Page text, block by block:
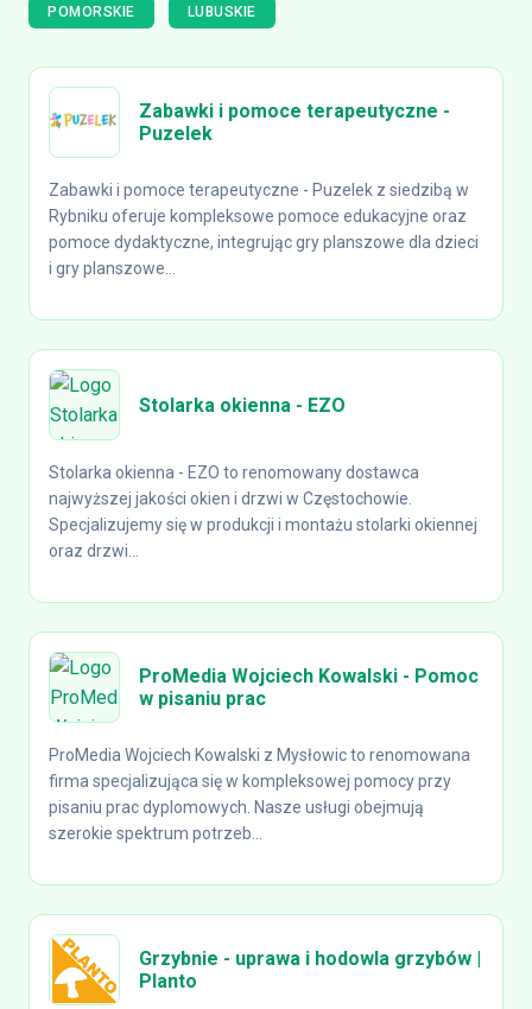
POMORSKIE LUBUSKIE
Zabawki i pomoce terapeutyczne -
Puzelek
Zabawki i pomoce terapeutyczne - Puzelek z siedzibą w
Rybniku oferuje kompleksowe pomoce edukacyjne oraz
pomoce dydaktyczne, integrując gry planszowe dla dzieci
i gry planszowe...
Stolarka okienna - EZO
Stolarka okienna - EZO to renomowany dostawca
najwyższej jakości okien i drzwi w Częstochowie.
Specjalizujemy się w produkcji i montażu stolarki okiennej
oraz drzwi...
ProMedia Wojciech Kowalski - Pomoc
w pisaniu prac
ProMedia Wojciech Kowalski z Mysłowic to renomowana
firma specjalizująca się w kompleksowej pomocy przy
pisaniu prac dyplomowych. Nasze usługi obejmują
szerokie spektrum potrzeb...
Grzybnie - uprawa i hodowla grzybów |
Planto